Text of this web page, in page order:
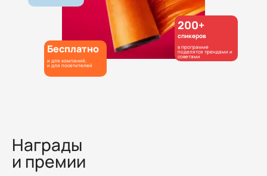
Бесплатно
и для компаний,
и для посетителей
200+
спикеров
в программе
поделятся трендами и
советами
Награды
и премии